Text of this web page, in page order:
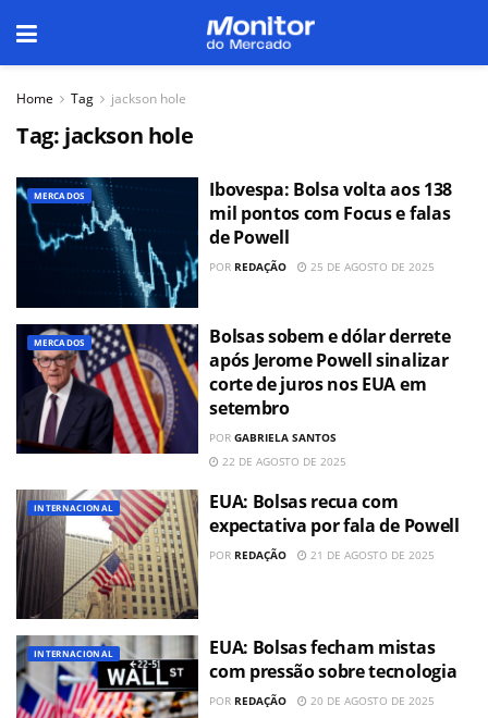
Home Tag jackson hole
Tag: jackson hole
MERCADOS
Ibovespa: Bolsa volta aos 138
mil pontos com Focus e falas
de Powell
POR REDAÇÃO 25 DE AGOSTO DE 2025
MERCADOS
Bolsas sobem e dólar derrete
após Jerome Powell sinalizar
corte de juros nos EUA em
setembro
POR GABRIELA SANTOS
22 DE AGOSTO DE 2025
INTERNACIONAL
EUA: Bolsas recua com
expectativa por fala de Powell
POR REDAÇÃO 21 DE AGOSTO DE 2025
INTERNACIONAL
EUA: Bolsas fecham mistas
com pressão sobre tecnologia
POR REDAÇÃO 20 DE AGOSTO DE 2025